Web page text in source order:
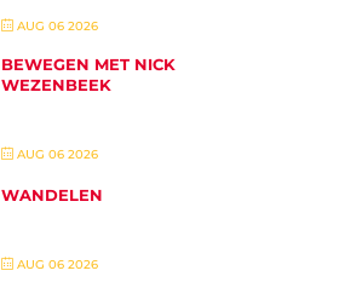
AUG 06 2026
BEWEGEN MET NICK
WEZENBEEK
AUG 06 2026
WANDELEN
AUG 06 2026